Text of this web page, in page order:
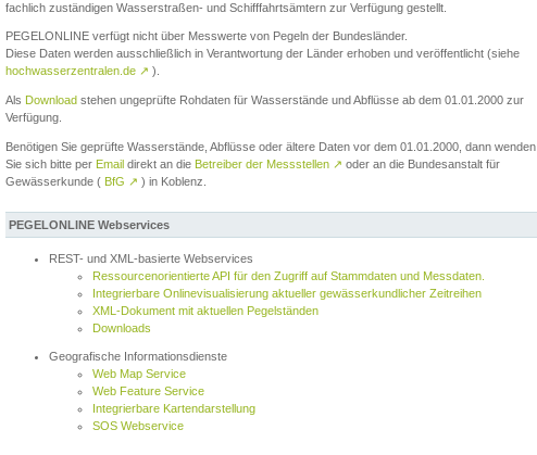
fachlich zuständigen Wasserstraßen- und Schifffahrtsämtern zur Verfügung gestellt.
PEGELONLINE verfügt nicht über Messwerte von Pegeln der Bundesländer.
Diese Daten werden ausschließlich in Verantwortung der Länder erhoben und veröffentlicht (siehe
hochwasserzentralen.de ↗ ).
Als Download stehen ungeprüfte Rohdaten für Wasserstände und Abflüsse ab dem 01.01.2000 zur
Verfügung.
Benötigen Sie geprüfte Wasserstände, Abflüsse oder ältere Daten vor dem 01.01.2000, dann wenden
Sie sich bitte per Email direkt an die Betreiber der Messstellen ↗ oder an die Bundesanstalt für
Gewässerkunde ( BfG ↗ ) in Koblenz.
PEGELONLINE Webservices
REST- und XML-basierte Webservices
Ressourcenorientierte API für den Zugriff auf Stammdaten und Messdaten.
Integrierbare Onlinevisualisierung aktueller gewässerkundlicher Zeitreihen
XML-Dokument mit aktuellen Pegelständen
Downloads
Geografische Informationsdienste
Web Map Service
Web Feature Service
Integrierbare Kartendarstellung
SOS Webservice